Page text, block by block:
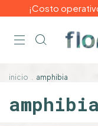
¡Costo
inicio . amphibia
amphibia